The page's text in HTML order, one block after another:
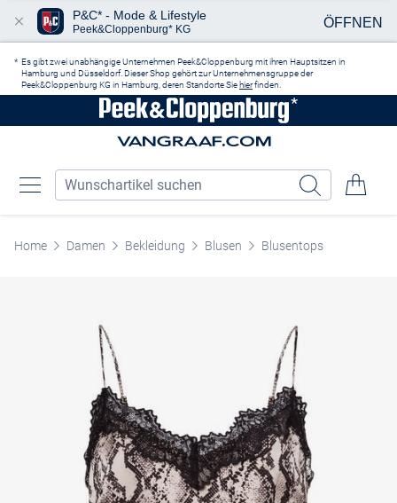
Es gibt zwei unabhängige Unternehmen Peek&Cloppenburg mit ihren Hauptsitzen in
Hamburg und Düsseldorf. Dieser Shop gehört zur Unternehmensgruppe der
Peek&Cloppenburg KG in Hamburg, deren Standorte Sie hierfinden.
Home Damen Bekleidung Blusen Blusentops
P&C* - Mode & Lifestyle
Peek&Cloppenburg* KG ÖFFNEN